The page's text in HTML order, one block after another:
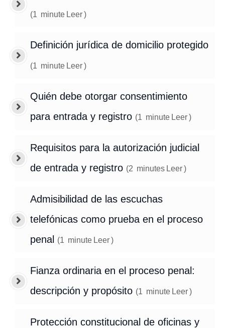
(1 minute Leer)
Definición jurídica de domicilio protegido
(1 minute Leer)
Quién debe otorgar consentimiento
para entrada y registro (1 minute Leer)
Requisitos para la autorización judicial
de entrada y registro (2 minutes Leer)
Admisibilidad de las escuchas
telefónicas como prueba en el proceso
penal
(1 minute Leer)
Fianza ordinaria en el proceso penal:
descripción y propósito (1 minute Leer)
Protección constitucional de oficinas y